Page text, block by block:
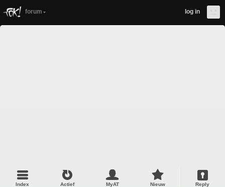
forum log in
Index Actief MyAT Nieuw Reply